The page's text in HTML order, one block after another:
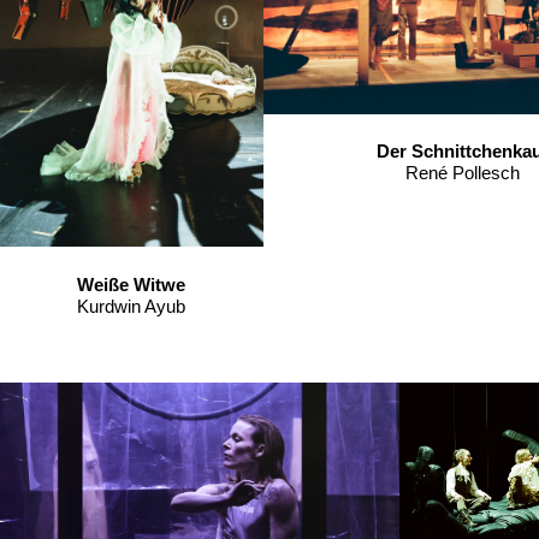
Weiße Witwe
Kurdwin Ayub
Der
René Pollesch